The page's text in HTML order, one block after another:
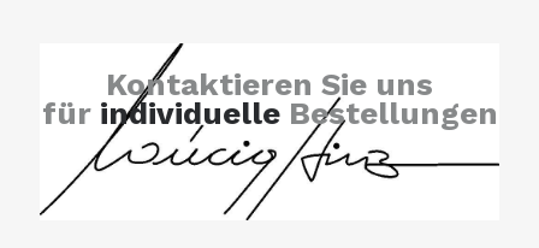
Kontaktieren Sie uns
für individuelleBestellungen